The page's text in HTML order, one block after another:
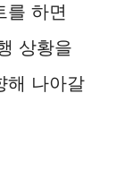
를 하면
상황을
해 나아갈